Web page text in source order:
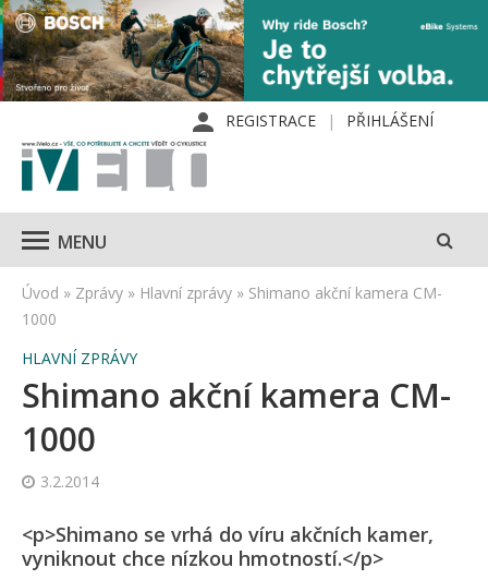
REGISTRACE PŘIHLÁŠENÍ
MENU
Úvod » Zprávy » Hlavní zprávy » Shimano akční kamera CM-
1000
HLAVNÍ ZPRÁVY
Shimano akční kamera CM-
1000
3.2.2014
<p>Shimano se vrhá do víru akčních kamer,
vyniknout chce nízkou hmotností.</p>